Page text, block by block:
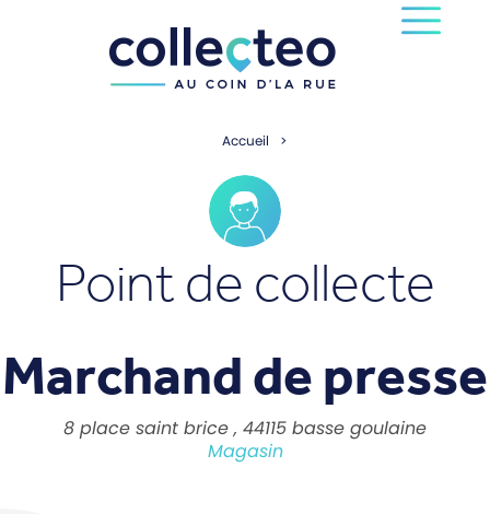
Accueil
Point de collecte
Marchand de presse
8 place saint brice , 44115 basse goulaine
Magasin